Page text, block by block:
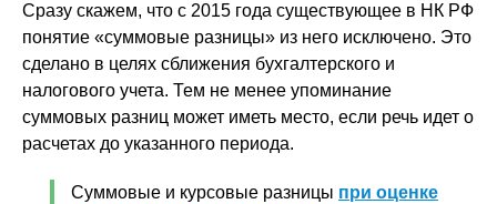
Сразу скажем, что с 2015 года существующее в НК РФ
понятие «суммовые разницы» из него исключено. Это
сделано в целях сближения бухгалтерского и
налогового учета. Тем не менее упоминание
суммовых разниц может иметь место, если речь идет о
расчетах до указанного периода.
Суммовые и курсовые разницы при оценке